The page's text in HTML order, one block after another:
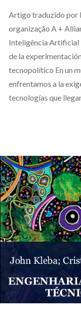
Artigo traduzido por
organização A +
Inteligência Artificial
de la
tecnopolítico En un
enfrentamos a la
tecnologías que